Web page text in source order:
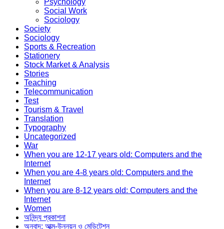
Psychology
Social Work
Sociology
Society
Sociology
Sports & Recreation
Stationery
Stock Market & Analysis
Stories
Teaching
Telecommunication
Test
Tourism & Travel
Translation
Typography
Uncategorized
War
When you are 12-17 years old: Computers and the
Internet
When you are 4-8 years old: Computers and the
Internet
When you are 8-12 years old: Computers and the
Internet
Women
অনিন্দ্য প্রকাশনা
অনুবাদ: আত্ম-উন্নয়ন ও মেডিটেশন